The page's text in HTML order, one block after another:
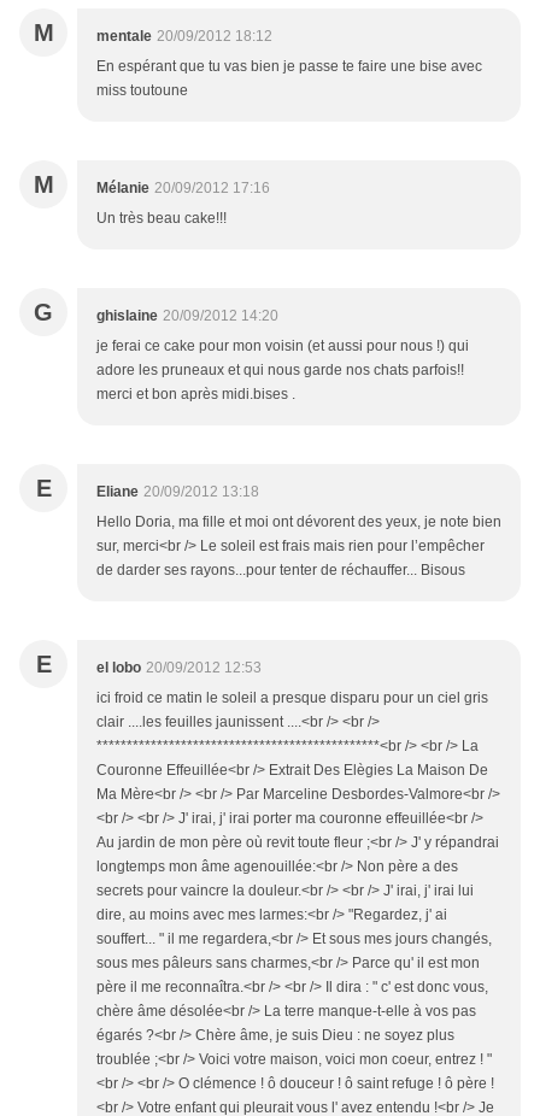
M mentale 20/09/2012 18:12
En espérant que tu vas bien je passe te faire une bise avec
miss toutoune
M Mélanie 20/09/2012 17:16
Un très beau cake!!!
G ghislaine 20/09/2012 14:20
je ferai ce cake pour mon voisin (et aussi pour nous !) qui
adore les pruneaux et qui nous garde nos chats parfois!!
merci et bon après midi.bises .
E Eliane 20/09/2012 13:18
Hello Doria, ma fille et moi ont dévorent des yeux, je note bien
sur, merci<br /> Le soleil est frais mais rien pour l’empêcher
de darder ses rayons...pour tenter de réchauffer... Bisous
E el lobo 20/09/2012 12:53
ici froid ce matin le soleil a presque disparu pour un ciel gris
clair ....les feuilles jaunissent ....<br /> <br />
***********************************************<br /> <br /> La
Couronne Effeuillée<br /> Extrait Des Elègies La Maison De
Ma Mère<br /> <br /> Par Marceline Desbordes-Valmore<br />
<br /> <br /> J' irai, j' irai porter ma couronne effeuillée<br />
Au jardin de mon père où revit toute fleur ;<br /> J' y répandrai
longtemps mon âme agenouillée:<br /> Non père a des
secrets pour vaincre la douleur.<br /> <br /> J' irai, j' irai lui
dire, au moins avec mes larmes:<br /> "Regardez, j' ai
souffert... " il me regardera,<br /> Et sous mes jours changés,
sous mes pâleurs sans charmes,<br /> Parce qu' il est mon
père il me reconnaîtra.<br /> <br /> Il dira : " c' est donc vous,
chère âme désolée<br /> La terre manque-t-elle à vos pas
égarés ?<br /> Chère âme, je suis Dieu : ne soyez plus
troublée ;<br /> Voici votre maison, voici mon coeur, entrez ! "
<br /> <br /> O clémence ! ô douceur ! ô saint refuge ! ô père !
<br /> Votre enfant qui pleurait vous l' avez entendu !<br /> Je